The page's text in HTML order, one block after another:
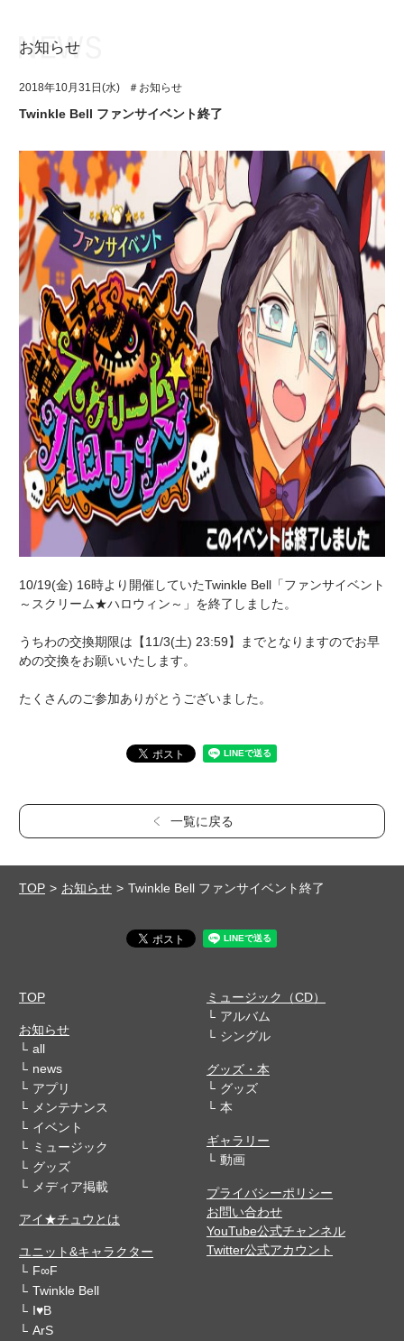
アプリゲーム
イベント・キャンペーン
ミュージック
グッズ・本
ギャラリー
ユニット&キャラクター
アプリゲーム
イベント・キャンペーン
ミュージック
グッズ・本
ギャラリー
お知らせ
2018年10月31日(水) ＃お知らせ
Twinkle Bell ファンサイベント終了
10/19(金) 16時より開催していたTwinkle Bell「ファンサイベント
～スクリーム★ハロウィン～」を終了しました。
うちわの交換期限は【11/3(土) 23:59】までとなりますのでお早
めの交換をお願いいたします。
たくさんのご参加ありがとうございました。
一覧に戻る
TOP お知らせ Twinkle Bell ファンサイベント終了
TOP
お知らせ
all
news
アプリ
メンテナンス
イベント
ミュージック
グッズ
メディア掲載
アイ★チュウとは
ユニット&キャラクター
F∞F
Twinkle Bell
I♥B
ArS
ミュージック（CD）
アルバム
シングル
グッズ・本
グッズ
本
ギャラリー
動画
プライバシーポリシー
お問い合わせ
YouTube公式チャンネル
Twitter公式アカウント